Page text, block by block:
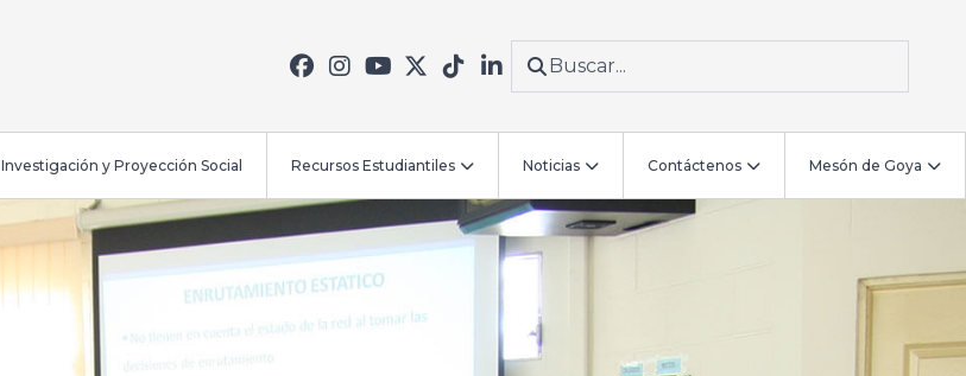
Investigación y Proyección Social Recursos Estudiantiles Noticias Contáctenos Mesón de Goya